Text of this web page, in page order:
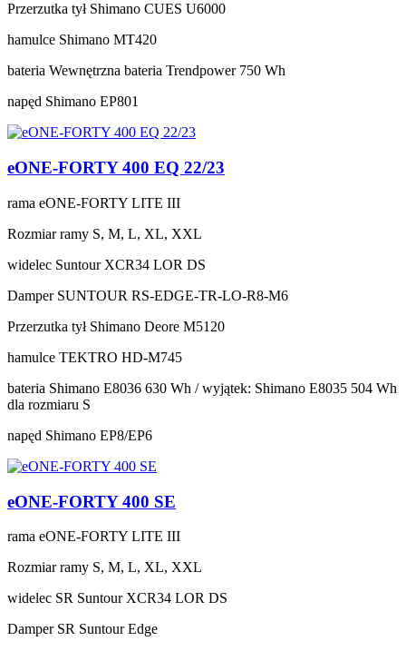
Przerzutka tył Shimano CUES U6000
hamulce Shimano MT420
bateria Wewnętrzna bateria Trendpower 750 Wh
napęd Shimano EP801
eONE-FORTY 400 EQ 22/23
rama eONE-FORTY LITE III
Rozmiar ramy S, M, L, XL, XXL
widelec Suntour XCR34 LOR DS
Damper SUNTOUR RS-EDGE-TR-LO-R8-M6
Przerzutka tył Shimano Deore M5120
hamulce TEKTRO HD-M745
bateria Shimano E8036 630 Wh / wyjątek: Shimano E8035 504 Wh
dla rozmiaru S
napęd Shimano EP8/EP6
eONE-FORTY 400 SE
rama eONE-FORTY LITE III
Rozmiar ramy S, M, L, XL, XXL
widelec SR Suntour XCR34 LOR DS
Damper SR Suntour Edge